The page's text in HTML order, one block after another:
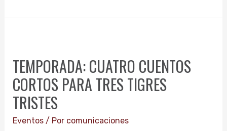
TEMPORADA: CUATRO CUENTOS
CORTOS PARA TRES TIGRES
TRISTES
Eventos/ Por comunicaciones
CUENTOS
CORTOS
PARA
TRES
TIGRES